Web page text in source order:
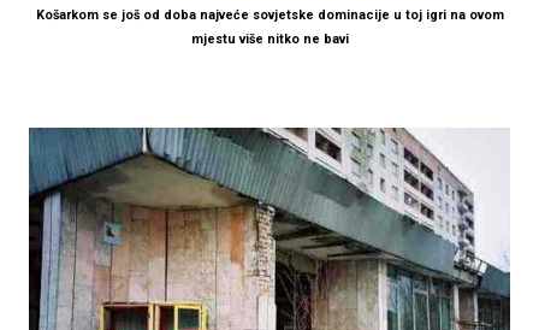
Košarkom se još od doba najveće sovjetske dominacije u toj igri na ovom
mjestu više nitko ne bavi